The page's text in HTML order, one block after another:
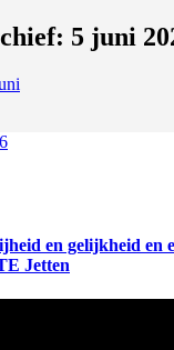
5 juni
en gelijkheid en
Jetten